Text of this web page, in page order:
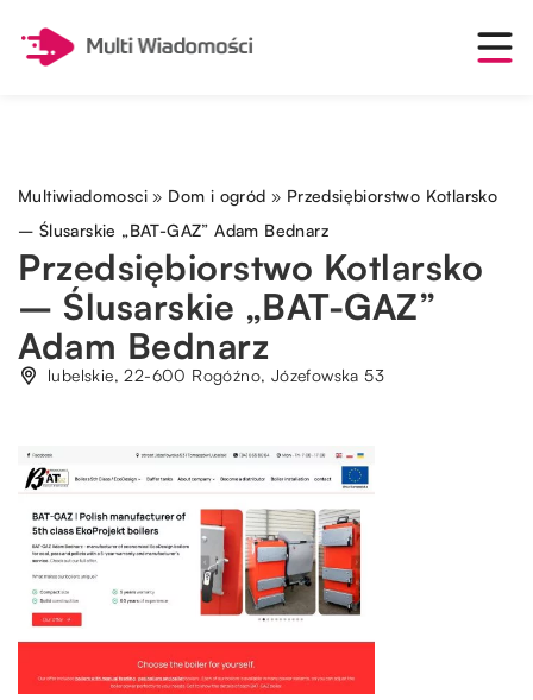
Multiwiadomosci » Dom i ogród » Przedsiębiorstwo Kotlarsko
– Ślusarskie „BAT-GAZ” Adam Bednarz
Przedsiębiorstwo Kotlarsko
– Ślusarskie „BAT-GAZ”
Adam Bednarz
lubelskie, 22-600 Rogóźno, Józefowska 53